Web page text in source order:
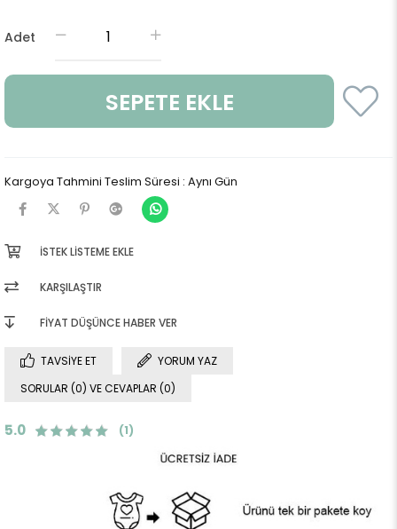
Adet
Kargoya Tahmini Teslim Süresi : Aynı Gün
İSTEK LISTEME EKLE
KARŞILAŞTIR
FIYAT DÜŞÜNCE HABER VER
TAVSIYE ET
YORUM YAZ
SORULAR (0) VE CEVAPLAR (0)
5.0 (1)